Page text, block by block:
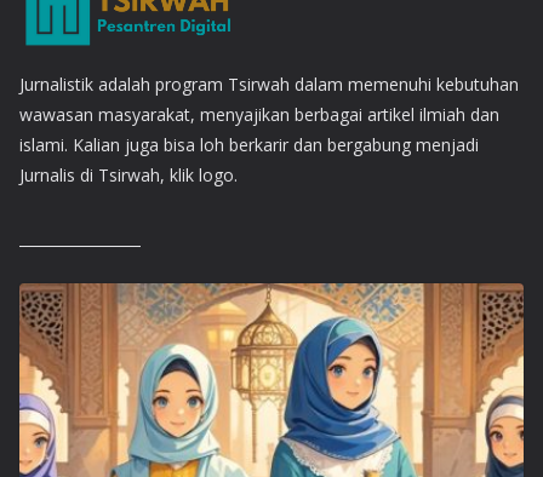
Jurnalistik adalah program Tsirwah dalam memenuhi kebutuhan
wawasan masyarakat, menyajikan berbagai artikel ilmiah dan
islami. Kalian juga bisa loh berkarir dan bergabung menjadi
Jurnalis di Tsirwah, klik logo.